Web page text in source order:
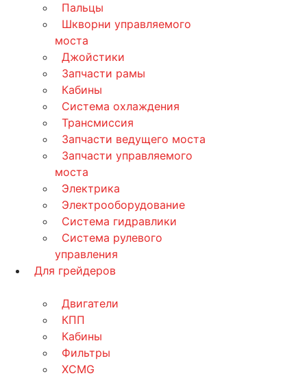
Пальцы
Шкворни управляемого
моста
Джойстики
Запчасти рамы
Кабины
Система охлаждения
Трансмиссия
Запчасти ведущего моста
Запчасти управляемого
моста
Электрика
Электрооборудование
Система гидравлики
Система рулевого
управления
Для грейдеров
Двигатели
КПП
Кабины
Фильтры
XCMG